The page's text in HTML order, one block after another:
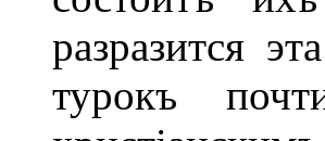
разразится
турокъ